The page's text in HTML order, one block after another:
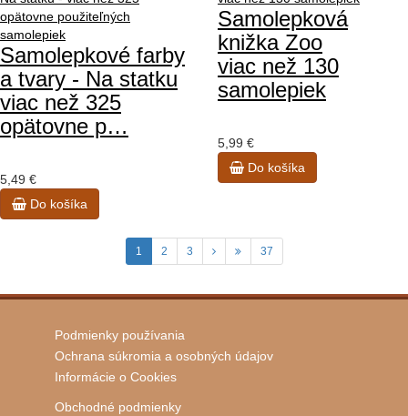
Samolepkové farby
a tvary - Na statku
viac než 325
opätovne p…
5,49 €
Do košíka
Samolepková
knižka Zoo
viac než 130
samolepiek
5,99 €
Do košíka
1 2 3 37
Podmienky používania
Ochrana súkromia a osobných údajov
Informácie o Cookies
Obchodné podmienky